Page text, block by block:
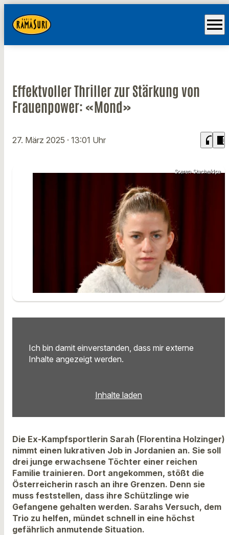
menu
Effektvoller Thriller zur Stärkung von
Frauenpower: «Mond»
27. März 2025 · 13:01 Uhr headphones chrome_reader_mode
Soeren Stache/dpa
Ich bin damit einverstanden, dass mir externe
Inhalte angezeigt werden.
Inhalte laden
Die Ex-Kampfsportlerin Sarah (Florentina Holzinger)
nimmt einen lukrativen Job in Jordanien an. Sie soll
drei junge erwachsene Töchter einer reichen
Familie trainieren. Dort angekommen, stößt die
Österreicherin rasch an ihre Grenzen. Denn sie
muss feststellen, dass ihre Schützlinge wie
Gefangene gehalten werden. Sarahs Versuch, dem
Trio zu helfen, mündet schnell in eine höchst
gefährlich anmutende Situation.